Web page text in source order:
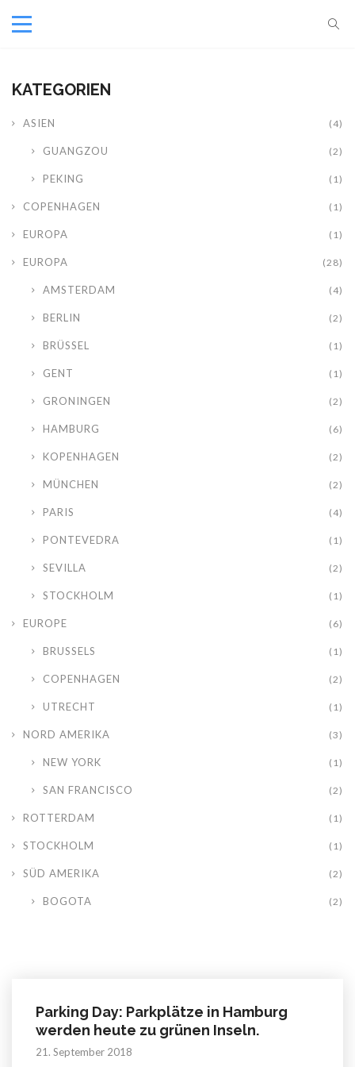
KATEGORIEN
ASIEN (4)
GUANGZOU (2)
PEKING (1)
COPENHAGEN (1)
EUROPA (1)
EUROPA (28)
AMSTERDAM (4)
BERLIN (2)
BRÜSSEL (1)
GENT (1)
GRONINGEN (2)
HAMBURG (6)
KOPENHAGEN (2)
MÜNCHEN (2)
PARIS (4)
PONTEVEDRA (1)
SEVILLA (2)
STOCKHOLM (1)
EUROPE (6)
BRUSSELS (1)
COPENHAGEN (2)
UTRECHT (1)
NORD AMERIKA (3)
NEW YORK (1)
SAN FRANCISCO (2)
ROTTERDAM (1)
STOCKHOLM (1)
SÜD AMERIKA (2)
BOGOTA (2)
Parking Day: Parkplätze in Hamburg
werden heute zu grünen Inseln.
21. September 2018